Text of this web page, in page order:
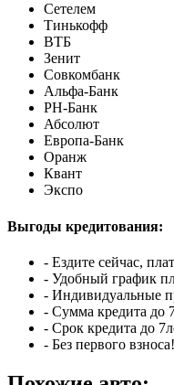
Сетелем
Тинькофф
ВТБ
Зенит
Совкомбанк
Альфа-Банк
РН-Банк
Абсолют
Европа-Банк
Оранж
Квант
Экспо
Выгоды кредитования:
- Ездите сейчас,
- Удобный график
- Индивидуальные
- Сумма кредита до
- Срок кредита до
- Без первого взноса!